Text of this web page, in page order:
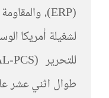
طوال اثني عشر